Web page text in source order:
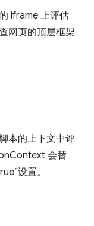
iframe 上评估
网页的顶层框架
本的上下文中评
会替
设置。